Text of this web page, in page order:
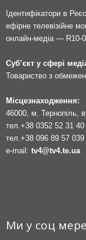
Ідентифікатори в
ефірне телевізійне
онлайн-медіа — R10-
Суб’єкт у сфері
Товариство з
Місцезнаходження:
46000, м. Тернопіль,
тел. +38 0352 52 31 40
тел. +38 096 89 57 039
e-mail: tv4@tv4.te.ua
Ми у соц